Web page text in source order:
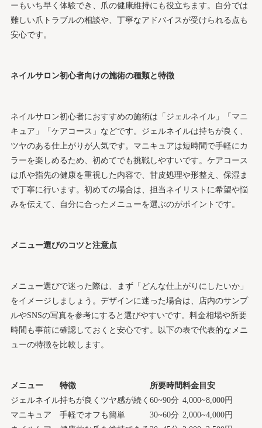
ーもいち早く体験でき、爪の健康維持にも役立ちます。自分では
難しい爪トラブルの相談や、丁寧なアドバイスが受けられる点も
安心です。
ネイルサロン初心者向けの施術の種類と特徴
ネイルサロン初心者におすすめの施術は「ジェルネイル」「マニ
キュア」「ケアコース」などです。ジェルネイルは持ちが良く、
ツヤのある仕上がりが人気です。マニキュアは短時間で手軽にカ
ラーを楽しめるため、初めてでも挑戦しやすいです。ケアコース
は爪や指先の健康を重視した内容で、甘皮処理や形整え、保湿ま
で丁寧に行います。初めての場合は、担当ネイリストに希望や悩
みを伝えて、自分に合ったメニューを選ぶのがポイントです。
メニュー選びのコツと注意点
メニュー選びで迷った際は、まず「どんな仕上がりにしたいか」
をイメージしましょう。デザインに迷った場合は、店内のサンプ
ルやSNSの写真を参考にすると選びやすいです。料金相場や所要
時間も事前に確認しておくと安心です。以下の表で代表的なメニ
ューの特徴を比較します。
メニュー 特徴 所要時間料金目安
ジェルネイル持ちが良くツヤ感が続く 60~90分 4,000~8,000円
マニキュア
手軽でオフも簡単 30~60分 2,000~4,000円